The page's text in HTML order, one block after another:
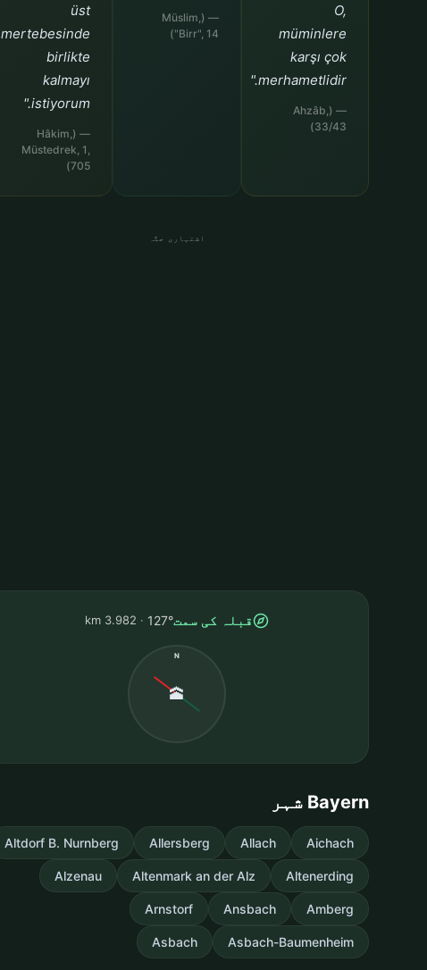
O,
müminlere
karşı çok
merhametlidir."
— (Ahzâb,
33/43)
— (Müslim,
"Birr", 14)
üst
mertebesinde
birlikte
kalmayı
istiyorum."
— (Hâkim,
Müstedrek, 1,
705)
اشتہاری جگہ
قبلہ کی سمت127°
3.982 km
N
🕋
Bayern شہر
Aichach
Allach
Allersberg
Altdorf B. Nurnberg
Altenerding
Altenmark an der Alz
Alzenau
Amberg
Ansbach
Arnstorf
Asbach-Baumenheim
Asbach